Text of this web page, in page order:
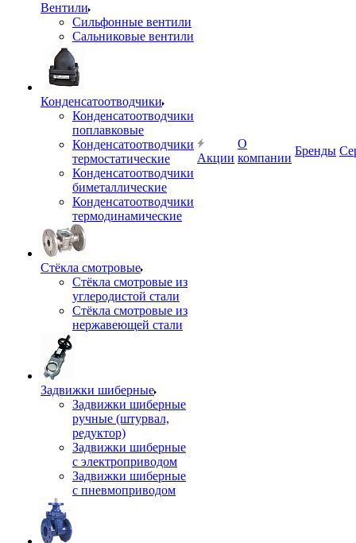
Вентили
Сильфонные вентили
Сальниковые вентили
Конденсатоотводчики
Конденсатоотводчики
поплавковые
Конденсатоотводчики
термостатические
Конденсатоотводчики
биметаллические
Конденсатоотводчики
термодинамические
Стёкла смотровые
Стёкла смотровые из
углеродистой стали
Стёкла смотровые из
нержавеющей стали
Задвижки шиберные
Задвижки шиберные
ручные (штурвал,
редуктор)
Задвижки шиберные
с электроприводом
Задвижки шиберные
с пневмоприводом
Акции
О
компании
Бренды